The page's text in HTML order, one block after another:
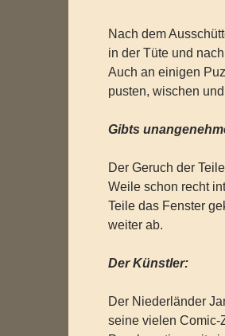
Nach dem
in der Tüte und
Auch an einigen
pusten, wischen
Gibts
Der Geruch der
Weile schon recht
Teile das Fenster
weiter ab.
Der Künstler:
Der Niederländer
seine vielen Comic-